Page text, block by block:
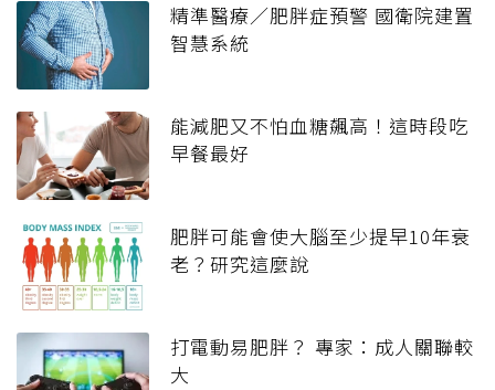
精準醫療／肥胖症預警 國衛院建置
智慧系統
能減肥又不怕血糖飆高！這時段吃
早餐最好
肥胖可能會使大腦至少提早10年衰
老？研究這麼說
打電動易肥胖？ 專家：成人關聯較
大